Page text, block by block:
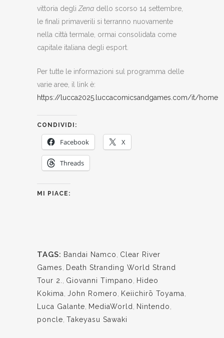
vittoria degli Zena dello scorso 14 settembre,
le finali primaverili si terranno nuovamente
nella città termale, ormai consolidata come
capitale italiana degli esport.
Per tutte le informazioni sul programma delle
varie aree, il link è:
https://lucca2025.luccacomicsandgames.com/it/home
CONDIVIDI:
Facebook X
Threads
MI PIACE:
TAGS: Bandai Namco
Clear River
Games
Death Stranding World Strand
Tour 2.
Giovanni Timpano
Hideo
Kokima
John Romero Keiichirō Toyama
Luca Galante
MediaWorld Nintendo
poncle Takeyasu Sawaki